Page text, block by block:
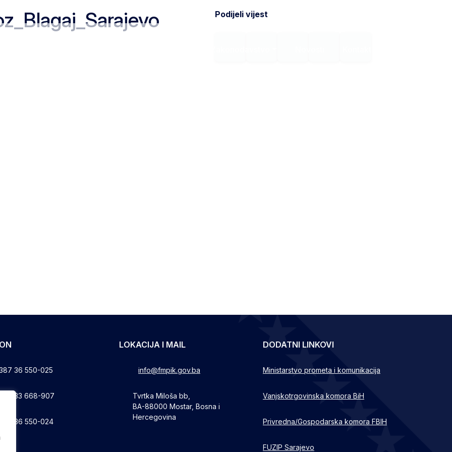
Podijeli vijest
36 550-025
33 668-907
36 550-024
LOKACIJA I MAIL
info@fmpik.gov.ba
Tvrtka Miloša bb,
BA-88000 Mostar, Bosna i
Hercegovina
DODATNI LINKOVI
Ministarstvo prometa i komunikacija
Vanjskotrgovinska komora BiH
Privredna/Gospodarska komora FBIH
FUZIP Sarajevo